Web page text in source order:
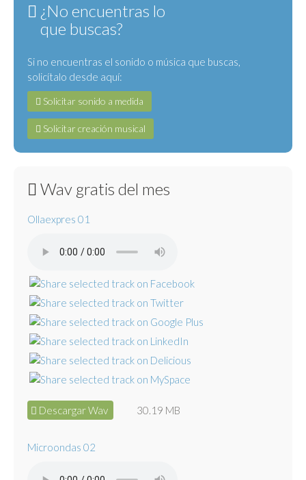
¿No encuentras lo
que buscas?
Si no encuentras el sonido o música que buscas,
solicítalo desde aquí:
Solicitar sonido a medida
Solicitar creación musical
Wav gratis del mes
Ollaexpres 01
Descargar Wav 30.19 MB
Microondas 02